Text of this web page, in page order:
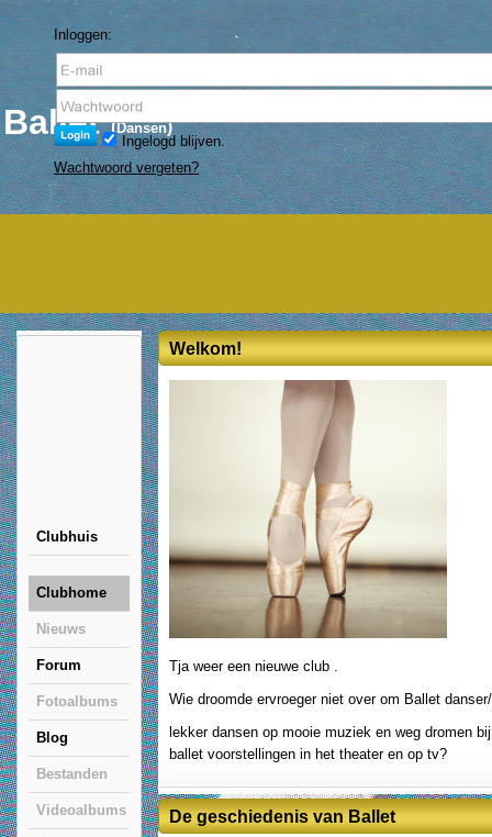
Inloggen:
Ingelogd blijven.
Wachtwoord vergeten?
Ballet (Dansen)
Clubhuis
Clubhome
Nieuws
Forum
Fotoalbums
Blog
Bestanden
Videoalbums
Welkom!
Tja weer een nieuwe club .
Wie droomde ervroeger niet over om Ballet
lekker dansen op mooie muziek en weg dromen
ballet voorstellingen in het theater en op tv?
De geschiedenis van Ballet